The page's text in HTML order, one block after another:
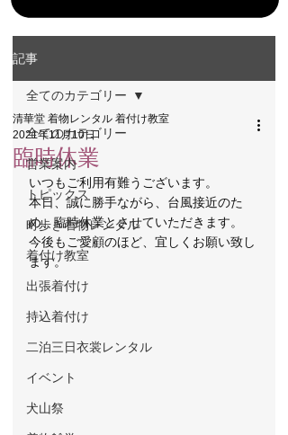
記事
全てのカテゴリー
営業案内
トピックス
町歩き着物レンタル
着付け教室
出張着付け
持込着付け
二泊三日衣裳レンタル
イベント
犬山祭
全てのカテゴリー
臨時休業
清華堂 着物レンタル 着付け教室
2021年11月10日
いつもご利用有難うございます。
本日、誠に勝手ながら、台風接近のた
め、臨時休業とさせていただきます。
今後もご愛顧のほど、宜しくお願い致し
ます。